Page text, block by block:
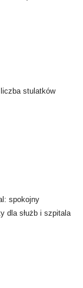
stulatków
spokojny
dla służb i szpitala